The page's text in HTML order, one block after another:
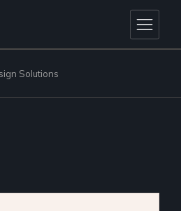
Solutions